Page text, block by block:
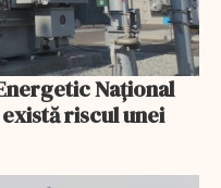
Național
riscul unei